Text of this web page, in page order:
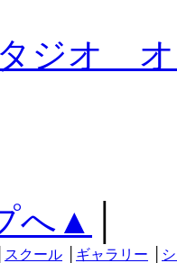
ジオ
へ▲
スクール ギャラリー